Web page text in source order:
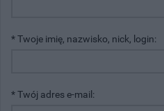
* Twoje imię, nazwisko, nick, login:
* Twój adres e-mail: